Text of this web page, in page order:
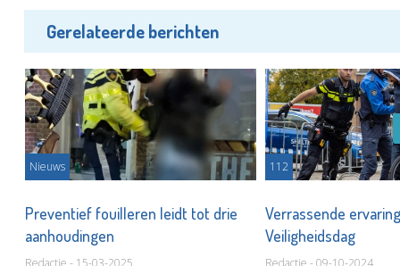
Gerelateerde berichten
Nieuws
Preventief fouilleren leidt tot drie
aanhoudingen
Redactie - 15-03-2025
112
Verrassende
Veiligheidsdag
Redactie - 09-10-2024